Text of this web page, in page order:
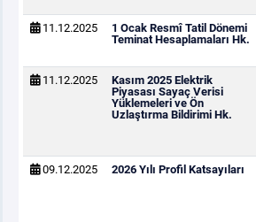
11.12.2025
1 Ocak Resmî Tatil Dönemi
Teminat Hesaplamaları Hk.
11.12.2025
Kasım 2025 Elektrik
Piyasası Sayaç Verisi
Yüklemeleri ve Ön
Uzlaştırma Bildirimi Hk.
09.12.2025 2026 Yılı Profil Katsayıları